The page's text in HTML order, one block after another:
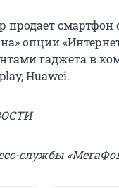
продает
опции
гаджета в
Huawei.
службы